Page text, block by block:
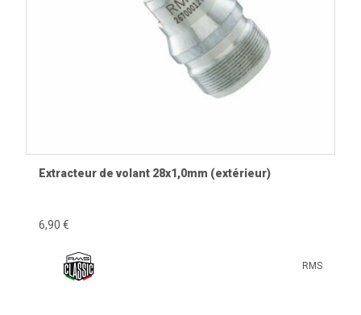
Extracteur de volant 28x1,0mm (extérieur)
6,90 €
RMS